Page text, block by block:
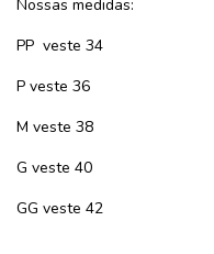
Nossas medidas:
PP veste 34
P veste 36
M veste 38
G veste 40
GG veste 42